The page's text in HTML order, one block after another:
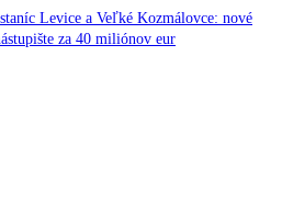
Levice a Veľké Kozmálovce: nové
za 40 miliónov eur